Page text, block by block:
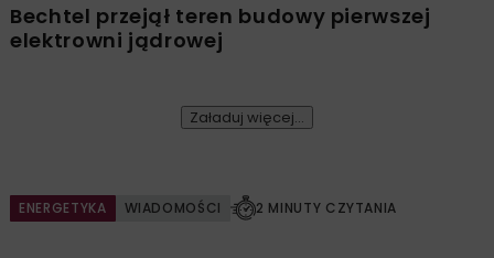
Bechtel przejął teren budowy pierwszej
elektrowni jądrowej
Załaduj więcej...
ENERGETYKA WIADOMOŚCI 2 MINUTY CZYTANIA